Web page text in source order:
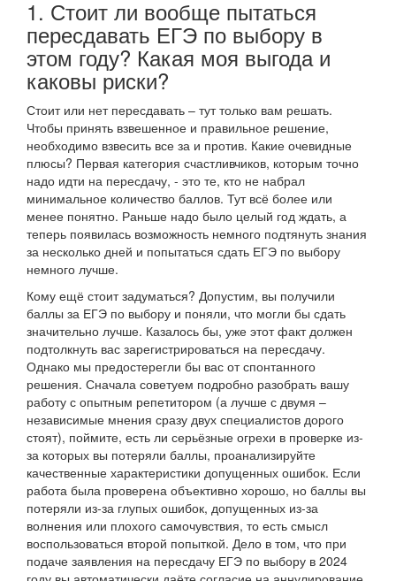
1. Стоит ли вообще пытаться
пересдавать ЕГЭ по выбору в
этом году? Какая моя выгода и
каковы риски?
Стоит или нет пересдавать – тут только вам решать.
Чтобы принять взвешенное и правильное решение,
необходимо взвесить все за и против. Какие очевидные
плюсы? Первая категория счастливчиков, которым точно
надо идти на пересдачу, - это те, кто не набрал
минимальное количество баллов. Тут всё более или
менее понятно. Раньше надо было целый год ждать, а
теперь появилась возможность немного подтянуть знания
за несколько дней и попытаться сдать ЕГЭ по выбору
немного лучше.
Кому ещё стоит задуматься? Допустим, вы получили
баллы за ЕГЭ по выбору и поняли, что могли бы сдать
значительно лучше. Казалось бы, уже этот факт должен
подтолкнуть вас зарегистрироваться на пересдачу.
Однако мы предостерегли бы вас от спонтанного
решения. Сначала советуем подробно разобрать вашу
работу с опытным репетитором (а лучше с двумя –
независимые мнения сразу двух специалистов дорого
стоят), поймите, есть ли серьёзные огрехи в проверке из-
за которых вы потеряли баллы, проанализируйте
качественные характеристики допущенных ошибок. Если
работа была проверена объективно хорошо, но баллы вы
потеряли из-за глупых ошибок, допущенных из-за
волнения или плохого самочувствия, то есть смысл
воспользоваться второй попыткой. Дело в том, что при
подаче заявления на пересдачу ЕГЭ по выбору в 2024